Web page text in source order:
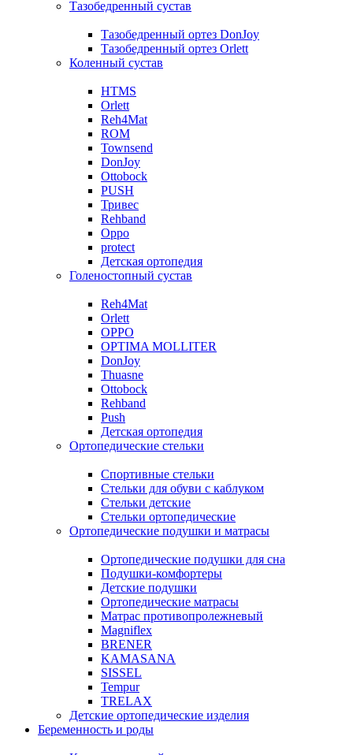
Тазобедренный сустав
Тазобедренный ортез DonJoy
Тазобедренный ортез Orlett
Коленный сустав
HTMS
Orlett
Reh4Mat
ROM
Townsend
DonJoy
Ottobock
PUSH
Тривес
Rehband
Oppo
protect
Детская ортопедия
Голеностопный сустав
Reh4Mat
Orlett
OPPO
OPTIMA MOLLITER
DonJoy
Thuasne
Ottobock
Rehband
Push
Детская ортопедия
Ортопедические стельки
Спортивные стельки
Стельки для обуви с каблуком
Стельки детские
Стельки ортопедические
Ортопедические подушки и матрасы
Ортопедические подушки для сна
Подушки-комфортеры
Детские подушки
Ортопедические матрасы
Матрас противопролежневый
Magniflex
BRENER
KAMASANA
SISSEL
Tempur
TRELAX
Детские ортопедические изделия
Беременность и роды